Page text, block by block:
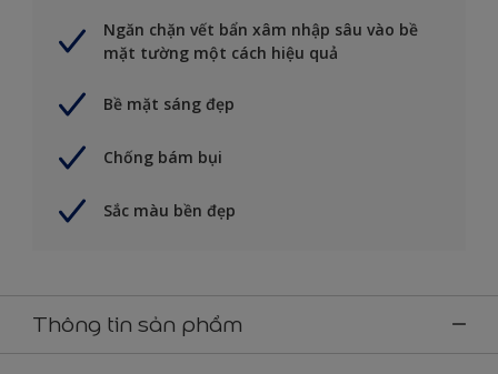
Ngăn chặn vết bẩn xâm nhập sâu vào bề
mặt tường một cách hiệu quả
Bề mặt sáng đẹp
Chống bám bụi
Sắc màu bền đẹp
Thông tin sản phẩm